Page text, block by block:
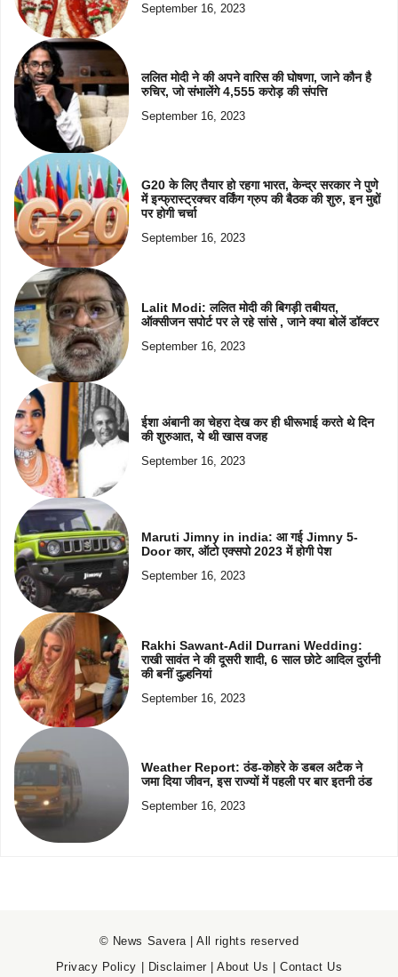
September 16, 2023
ललित मोदी ने की अपने वारिस की घोषणा, जाने कौन है
रुचिर, जो संभालेंगे 4,555 करोड़ की संपत्ति
September 16, 2023
G20 के लिए तैयार हो रहगा भारत, केन्द्र सरकार ने पुणे
में इन्फ्रास्ट्रक्चर वर्किंग ग्रुप की बैठक की शुरु, इन मुद्दों
पर होगी चर्चा
September 16, 2023
Lalit Modi: ललित मोदी की बिगड़ी तबीयत,
ऑक्सीजन सपोर्ट पर ले रहे सांसे , जाने क्या बोलें डॉक्टर
September 16, 2023
ईशा अंबानी का चेहरा देख कर ही धीरूभाई करते थे दिन
की शुरुआत, ये थी खास वजह
September 16, 2023
Maruti Jimny in india: आ गई Jimny 5-
Door कार, ऑटो एक्सपो 2023 में होगी पेश
September 16, 2023
Rakhi Sawant-Adil Durrani Wedding:
राखी सावंत ने की दूसरी शादी, 6 साल छोटे आदिल दुर्रानी
की बनीं दुल्हनियां
September 16, 2023
Weather Report: ठंड-कोहरे के डबल अटैक ने
जमा दिया जीवन, इस राज्यों में पहली पर बार इतनी ठंड
September 16, 2023
© News Savera | All rights reserved
Privacy Policy | Disclaimer |About Us |Contact Us